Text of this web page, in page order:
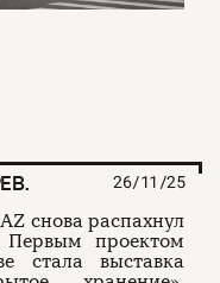
26/11/25
снова распахнул
проектом
стала выставка